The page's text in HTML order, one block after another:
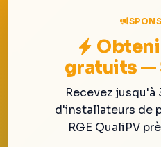
gratuits —
Recevez
d'installateurs de
RGE QualiPV